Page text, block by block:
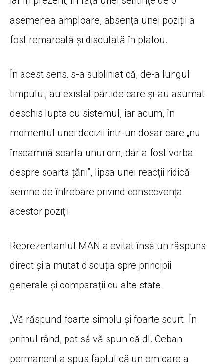
asemenea amploare, absența unei poziții a
fost remarcată și discutată în platou.
În acest sens, s-a subliniat că, de-a lungul
timpului, au existat partide care și-au asumat
deschis lupta cu sistemul, iar acum, în
momentul unei decizii într-un dosar care „nu
înseamnă soarta unui om, dar a fost vorba
despre soarta țării”, lipsa unei reacții ridică
semne de întrebare privind consecvența
acestor poziții.
Reprezentantul MAN a evitat însă un răspuns
direct și a mutat discuția spre principii
generale și comparații cu alte state.
„Vă răspund foarte simplu și foarte scurt. În
primul rând, pot să vă spun că dl. Ceban
permanent a spus faptul că un om care a